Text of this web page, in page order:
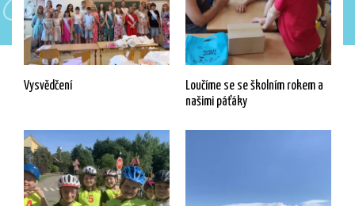
Vysvědčení
Loučíme se se školním rokem a
našimi páťáky